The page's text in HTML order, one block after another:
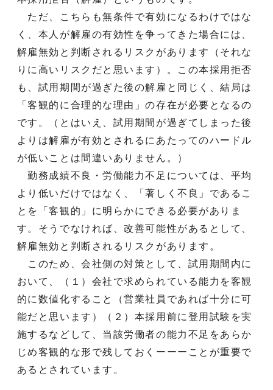
ただ、こちらも無条件で有効になるわけではな
く、本人が解雇の有効性を争ってきた場合には、
解雇無効と判断されるリスクがあります（それな
りに高いリスクだと思います）。この本採用拒否
も、試用期間が過ぎた後の解雇と同じく、結局は
「客観的に合理的な理由」の存在が必要となるの
です。（とはいえ、試用期間が過ぎてしまった後
よりは解雇が有効とされるにあたってのハードル
が低いことは間違いありません。）
勤務成績不良・労働能力不足については、平均
より低いだけではなく、「著しく不良」であるこ
とを「客観的」に明らかにできる必要がありま
す。そうでなければ、改善可能性があるとして、
解雇無効と判断されるリスクがあります。
このため、会社側の対策として、試用期間内に
おいて、（１）会社で求められている能力を客観
的に数値化すること（営業社員であれば十分に可
能だと思います）（２）本採用前に登用試験を実
施するなどして、当該労働者の能力不足をあらか
じめ客観的な形で残しておくーーーことが重要で
あるとされています。